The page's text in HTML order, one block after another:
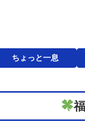
ちょっと一息